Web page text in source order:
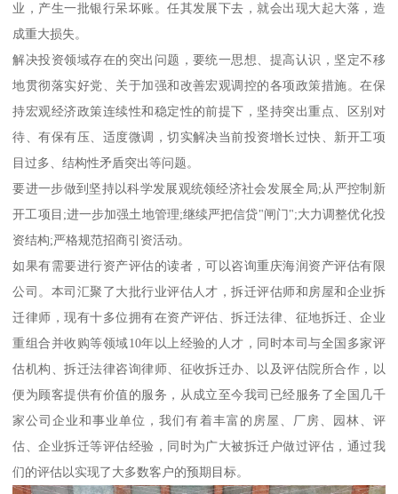
业，产生一批银行呆坏账。任其发展下去，就会出现大起大落，造
成重大损失。
解决投资领域存在的突出问题，要统一思想、提高认识，坚定不移
地贯彻落实好党、关于加强和改善宏观调控的各项政策措施。在保
持宏观经济政策连续性和稳定性的前提下，坚持突出重点、区别对
待、有保有压、适度微调，切实解决当前投资增长过快、新开工项
目过多、结构性矛盾突出等问题。
要进一步做到坚持以科学发展观统领经济社会发展全局;从严控制新
开工项目;进一步加强土地管理;继续严把信贷"闸门";大力调整优化投
资结构;严格规范招商引资活动。
如果有需要进行资产评估的读者，可以咨询重庆海润资产评估有限
公司。本司汇聚了大批行业评估人才，拆迁评估师和房屋和企业拆
迁律师，现有十多位拥有在资产评估、拆迁法律、征地拆迁、企业
重组合并收购等领域10年以上经验的人才，同时本司与全国多家评
估机构、拆迁法律咨询律师、征收拆迁办、以及评估院所合作，以
便为顾客提供有价值的服务，从成立至今我司已经服务了全国几千
家公司企业和事业单位，我们有着丰富的房屋、厂房、园林、评
估、企业拆迁等评估经验，同时为广大被拆迁户做过评估，通过我
们的评估以实现了大多数客户的预期目标。